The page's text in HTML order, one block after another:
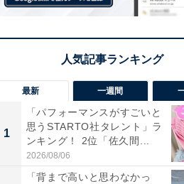
最新 一週間
1
「パフォーマンスがすごいと
思うSTARTO社タレント」ラ
ンキング！ 2位「佐久間...
2026/08/06
「背まで高いと思わなかっ